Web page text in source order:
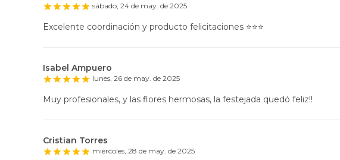
sábado, 24 de may. de 2025
Excelente coordinación y producto felicitaciones ⭐️⭐️⭐️
Isabel Ampuero
lunes, 26 de may. de 2025
Muy profesionales, y las flores hermosas, la festejada quedó feliz!!
Cristian Torres
miércoles, 28 de may. de 2025